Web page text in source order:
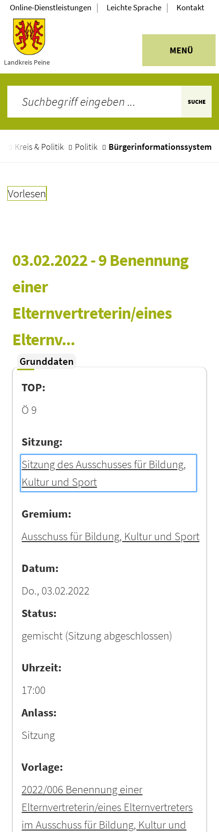
Landkreis Peine
MENÜ
Online-Dienstleistungen | Leichte Sprache | Kontakt
SUCHE
Kreis & Politik Politik Bürgerinformationssystem
Vorlesen
03.02.2022 - 9 Benennung
einer
Elternvertreterin/eines
Elternv...
Grunddaten
TOP:
Ö 9
Sitzung:
Sitzung des Ausschusses für Bildung,
Kultur und Sport
Gremium:
Ausschuss für Bildung, Kultur und Sport
Datum:
Do., 03.02.2022
Status:
gemischt (Sitzung abgeschlossen)
Uhrzeit:
17:00
Anlass:
Sitzung
Vorlage:
2022/006 Benennung einer
Elternvertreterin/eines Elternvertreters
im Ausschuss für Bildung, Kultur und